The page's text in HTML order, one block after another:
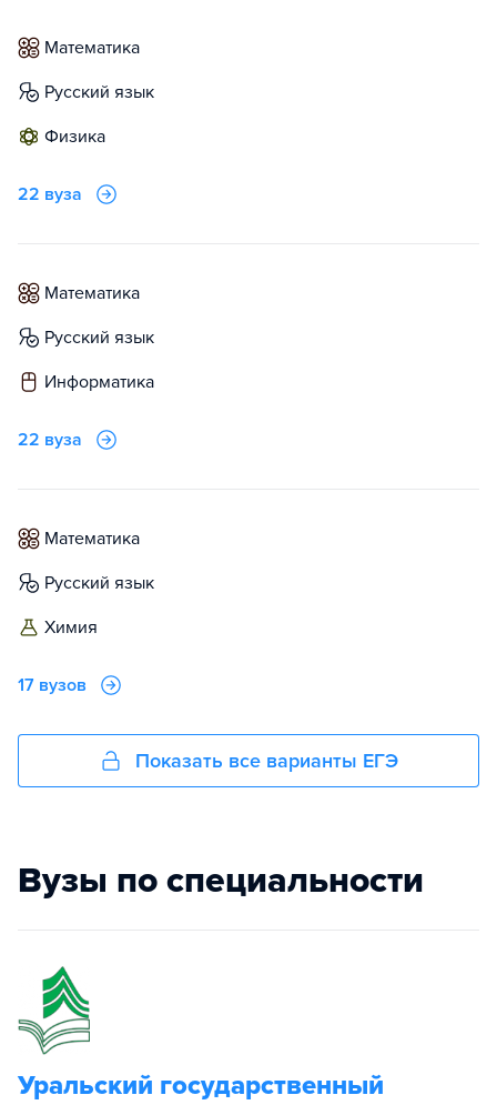
математика
русский язык
физика
22 вуза
математика
русский язык
информатика
22 вуза
математика
русский язык
химия
17 вузов
Показать все варианты ЕГЭ
Вузы по специальности
Уральский государственный